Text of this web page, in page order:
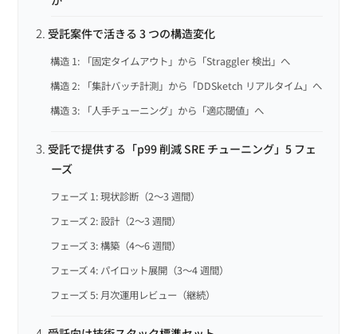
受託案件で活きる 3 つの構造変化
構造 1: 「固定タイムアウト」から「Straggler 検出」へ
構造 2: 「集計バッチ計測」から「DDSketch リアルタイム」へ
構造 3: 「人手チューニング」から「適応閾値」へ
受託で提供する「p99 削減 SRE チューニング」5 フェ
ーズ
フェーズ 1: 現状診断（2〜3 週間）
フェーズ 2: 設計（2〜3 週間）
フェーズ 3: 構築（4〜6 週間）
フェーズ 4: パイロット展開（3〜4 週間）
フェーズ 5: 月次運用レビュー（継続）